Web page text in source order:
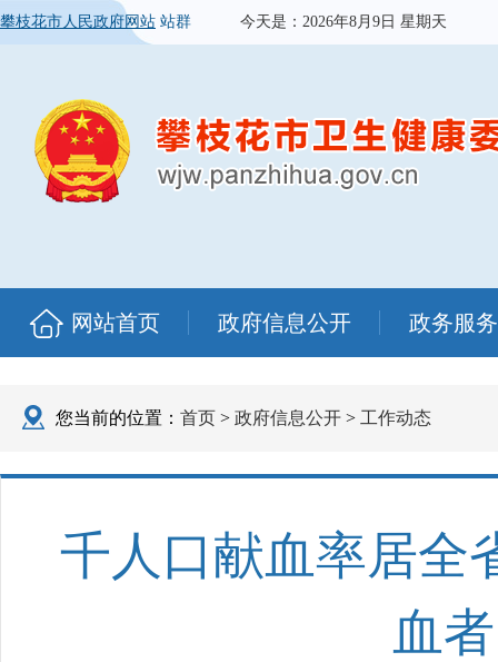
攀枝花市人民政府网站 站群 今天是： 2026年8月9日 星期天
网站首页 政府信息公开 政务服务
您当前的位置： 首页 > 政府信息公开 > 工作动态
千人口献血率居全
血